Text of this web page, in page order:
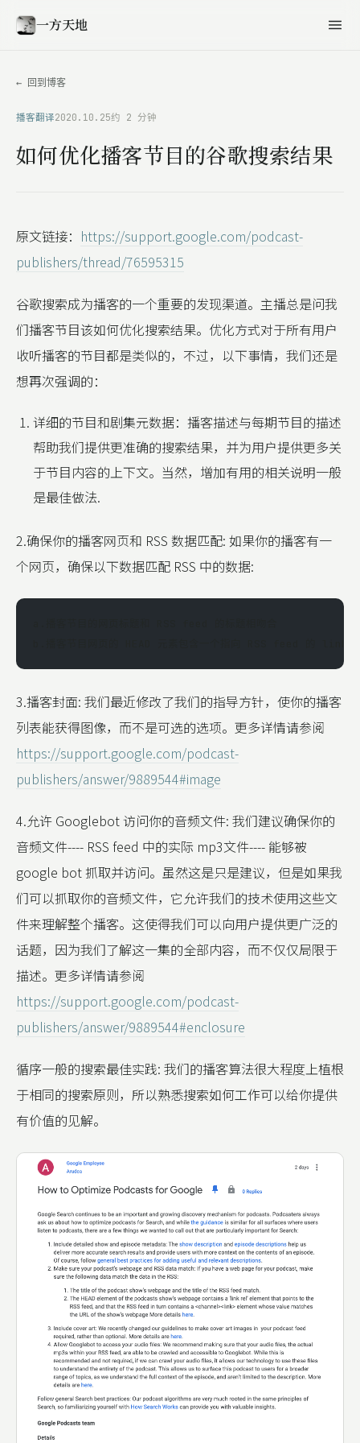
一方天地
← 回到博客
播客翻译2020.10.25约 2 分钟
如何优化播客节目的谷歌搜索结果
原文链接： https://support.google.com/podcast-
publishers/thread/76595315
谷歌搜索成为播客的一个重要的发现渠道。主播总是问我
们播客节目该如何优化搜索结果。优化方式对于所有用户
收听播客的节目都是类似的，不过，以下事情，我们还是
想再次强调的：
详细的节目和剧集元数据：播客描述与每期节目的描述
帮助我们提供更准确的搜索结果，并为用户提供更多关
于节目内容的上下文。当然，增加有用的相关说明一般
是最佳做法.
2.确保你的播客网页和 RSS 数据匹配: 如果你的播客有一
个网页，确保以下数据匹配 RSS 中的数据:
3.播客封面: 我们最近修改了我们的指导方针，使你的播客
列表能获得图像，而不是可选的选项。更多详情请参阅
https://support.google.com/podcast-
publishers/answer/9889544#image
4.允许 Googlebot 访问你的音频文件: 我们建议确保你的
音频文件---- RSS feed 中的实际 mp3文件---- 能够被
google bot 抓取并访问。虽然这是只是建议，但是如果我
们可以抓取你的音频文件，它允许我们的技术使用这些文
件来理解整个播客。这使得我们可以向用户提供更广泛的
话题，因为我们了解这一集的全部内容，而不仅仅局限于
描述。更多详情请参阅
https://support.google.com/podcast-
publishers/answer/9889544#enclosure
循序一般的搜索最佳实践: 我们的播客算法很大程度上植根
于相同的搜索原则，所以熟悉搜索如何工作可以给你提供
有价值的见解。